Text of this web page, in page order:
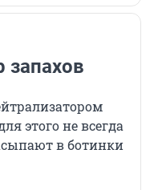
запахов
этого не всегда
в ботинки